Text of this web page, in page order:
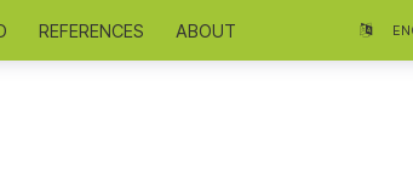
REFERENCES ABOUT